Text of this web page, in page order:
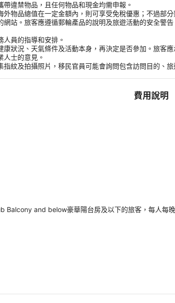
違禁物品，且任何物品和現金均需申報。
物品總值在一定金額內，則可享受免稅優惠；不過部
站。旅客應遵循郵輪產品的說明及旅遊活動的安全警
員的指導和安排。
狀況、天氣條件及活動本身，再決定是否參加。旅客
士的意見。
紋及拍攝照片，移民官員可能會詢問包含訪問目的、
費用說明
Balcony and below豪華陽台房及以下的旅客，每人